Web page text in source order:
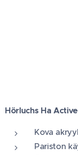
Hörluchs Ha
Kova
Pariston